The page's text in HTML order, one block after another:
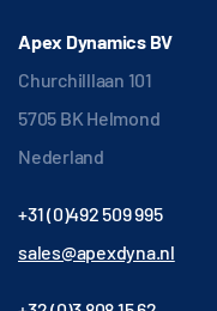
Apex Dynamics BV
Churchilllaan 101
5705 BK Helmond
Nederland
+31 (0)492 509 995
sales@apexdyna.nl